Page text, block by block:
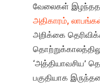
வேலைகள்
அதிகாரம்,
அறிக்கை
‘அத்தியாவசிய’
பகுதியாக